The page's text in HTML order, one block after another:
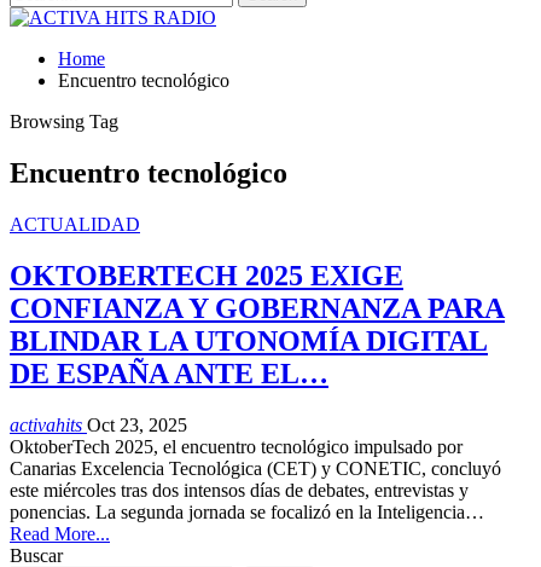
Home
Encuentro tecnológico
Browsing Tag
Encuentro tecnológico
ACTUALIDAD
OKTOBERTECH 2025 EXIGE
CONFIANZA Y GOBERNANZA PARA
BLINDAR LA UTONOMÍA DIGITAL
DE ESPAÑA ANTE EL…
activahits Oct 23, 2025
OktoberTech 2025, el encuentro tecnológico impulsado por
Canarias Excelencia Tecnológica (CET) y CONETIC, concluyó
este miércoles tras dos intensos días de debates, entrevistas y
ponencias. La segunda jornada se focalizó en la Inteligencia…
Read More...
Buscar